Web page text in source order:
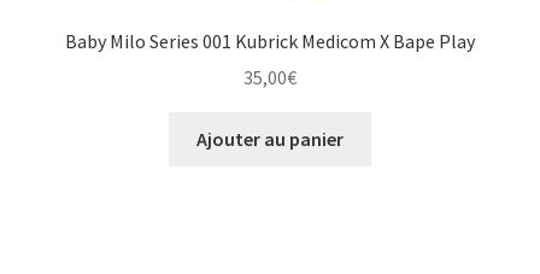
Baby Milo Series 001 Kubrick Medicom X Bape Play
35,00€
Ajouter au panier